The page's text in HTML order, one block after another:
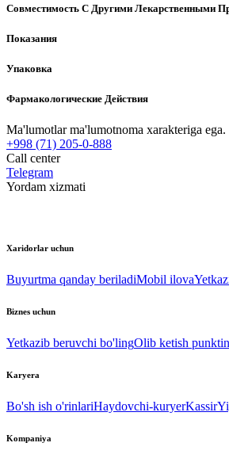
Совместимость С Другими Лекарственными
Показания
Упаковка
Фармакологические Действия
Ma'lumotlar ma'lumotnoma xarakteriga
+998 (71) 205-0-888
Call center
Telegram
Yordam xizmati
Xaridorlar uchun
Buyurtma qanday beriladiMobil ilova
Biznes uchun
Yetkazib beruvchi bo'lingOlib ketish
Karyera
Bo'sh ish o'rinlariHaydovchi-kuryerKassir
Kompaniya